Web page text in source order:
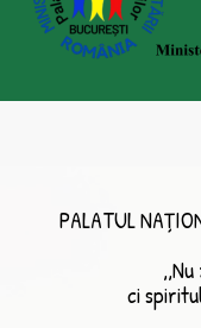
PALATUL
ci